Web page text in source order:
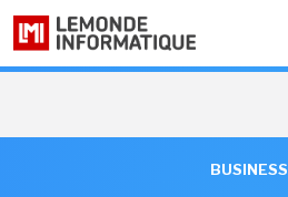
BUSINESS